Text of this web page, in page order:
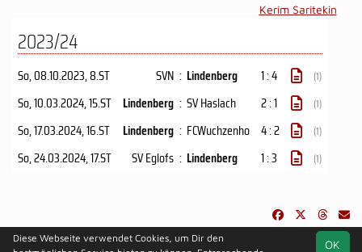
Kerim Saritekin
2023/24
So, 08.10.2023, 8.ST SVN : Lindenberg 1 : 4 (1)
So, 10.03.2024, 15.ST Lindenberg : SV Haslach 2 : 1 (1)
So, 17.03.2024, 16.ST Lindenberg : FCWuchzenho 4 : 2 (1)
So, 24.03.2024, 17.ST SV Eglofs : Lindenberg 1 : 3 (1)
soccero.de OK
Diese Webseite verwendet Cookies, um Dir den